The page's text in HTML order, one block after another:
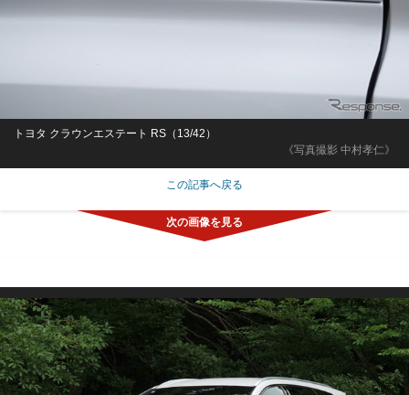
《写真撮影 中村孝仁》
トヨタ クラウンエステート RS（13/42）
この記事へ戻る